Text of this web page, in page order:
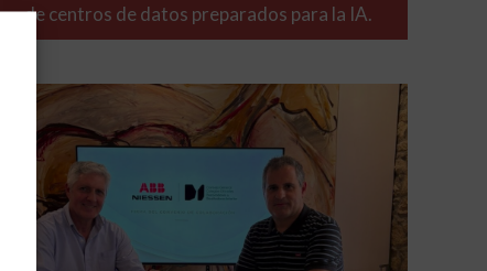
de centros de datos preparados para la IA.